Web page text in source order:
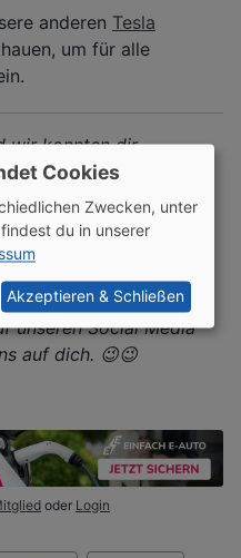
anderen Tesla
um für alle
wir konnten dir
uns doch und erhalte
Dank für deine
unseren Social Media
auf dich. 😉😉
oder Login
Cookies
Zwecken, unter
du in unserer
Akzeptieren & Schließen